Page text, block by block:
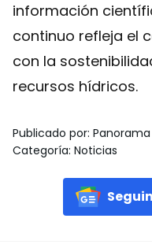
información
continuo refleja el
con la
recursos hídricos.
Publicado por:
Categoría: Noticias